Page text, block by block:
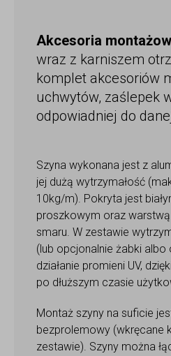
Akcesoria
wraz z karniszem
komplet akcesoriów
uchwytów, zaślepek
odpowiadniej do
Szyna wykonana jest z
jej dużą wytrzymałość
10kg/m). Pokryta jest
proszkowym oraz
smaru. W zestawie
(lub opcjonalnie żabki
działanie promieni UV,
po dłuższym czasie
Montaż szyny na suficie
bezprolemowy (wkręcane
zestawie). Szyny można